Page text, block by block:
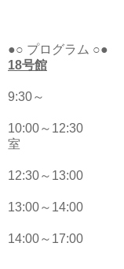
●○ プログラム ○●
18号館
9:30～
10:00～ 12:30
室
12:30～ 13:00
13:00～ 14:00
14:00～ 17:00